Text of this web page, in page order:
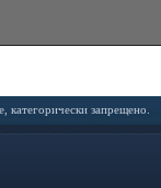
категорически запрещено.